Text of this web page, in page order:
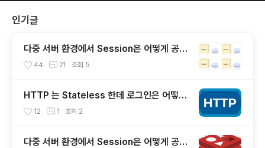
인기글
다중 서버 환경에서 Session은 어떻게 공유
하고 관리할까? - 2편(Sticky Session, S
44 21 조회 5
HTTP 는 Stateless 한데 로그인은 어떻게
구현할 수 있을까? (세션/쿠키를 이용한 인
12 1 조회 2
다중 서버 환경에서 Session은 어떻게 공유